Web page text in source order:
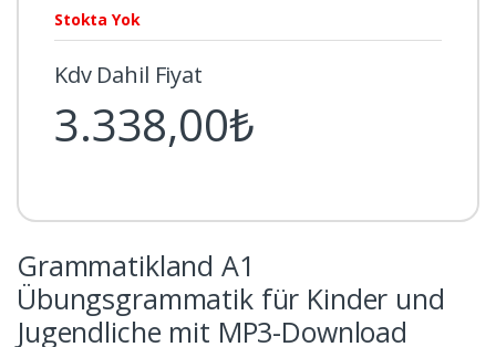
Grammatikland A1
Übungsgrammatik für Kinder und
Jugendliche mit MP3-Download
Stokta Yok
Kdv Dahil Fiyat
3.338,00₺